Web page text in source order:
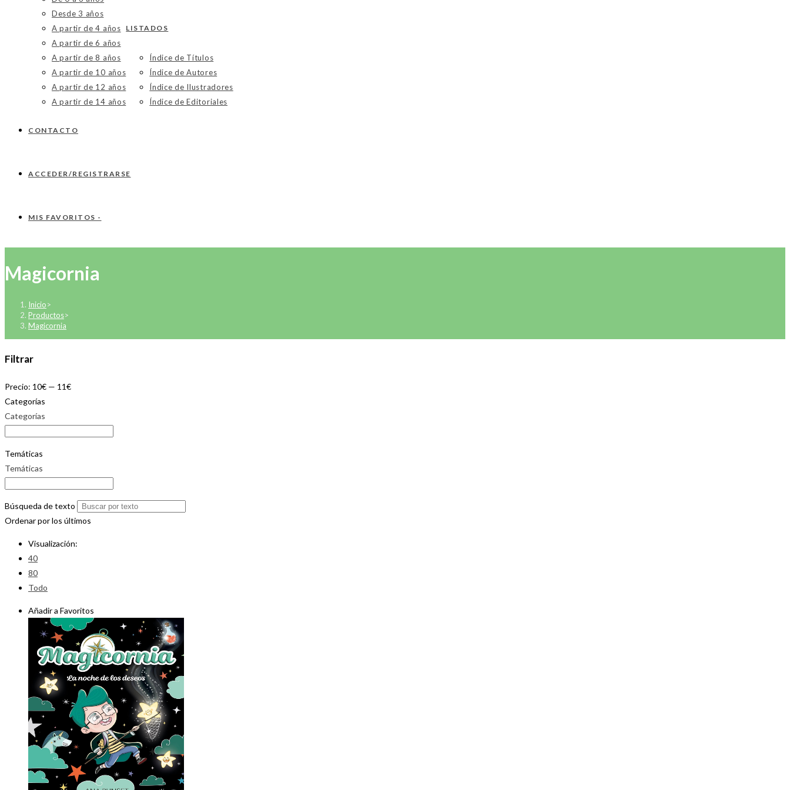
Desde 3 años
A partir de 4 años
A partir de 6 años
A partir de 8 años
A partir de 10 años
A partir de 12 años
A partir de 14 años
LISTADOS
Índice de Títulos
Índice de Autores
Índice de Ilustradores
Índice de Editoriales
CONTACTO
ACCEDER/REGISTRARSE
MIS FAVORITOS -
Magicornia
Inicio>
Productos>
Magicornia
Filtrar
Precio: 10€ — 11€
Categorías
Categorías
Temáticas
Temáticas
Búsqueda de texto
Ordenar por los últimos
Visualización:
40
80
Todo
Añadir a Favoritos